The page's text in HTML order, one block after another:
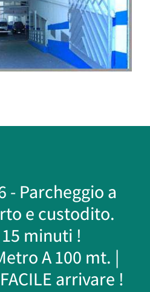
- Parcheggio a
e custodito.
minuti !
A 100 mt. |
arrivare !